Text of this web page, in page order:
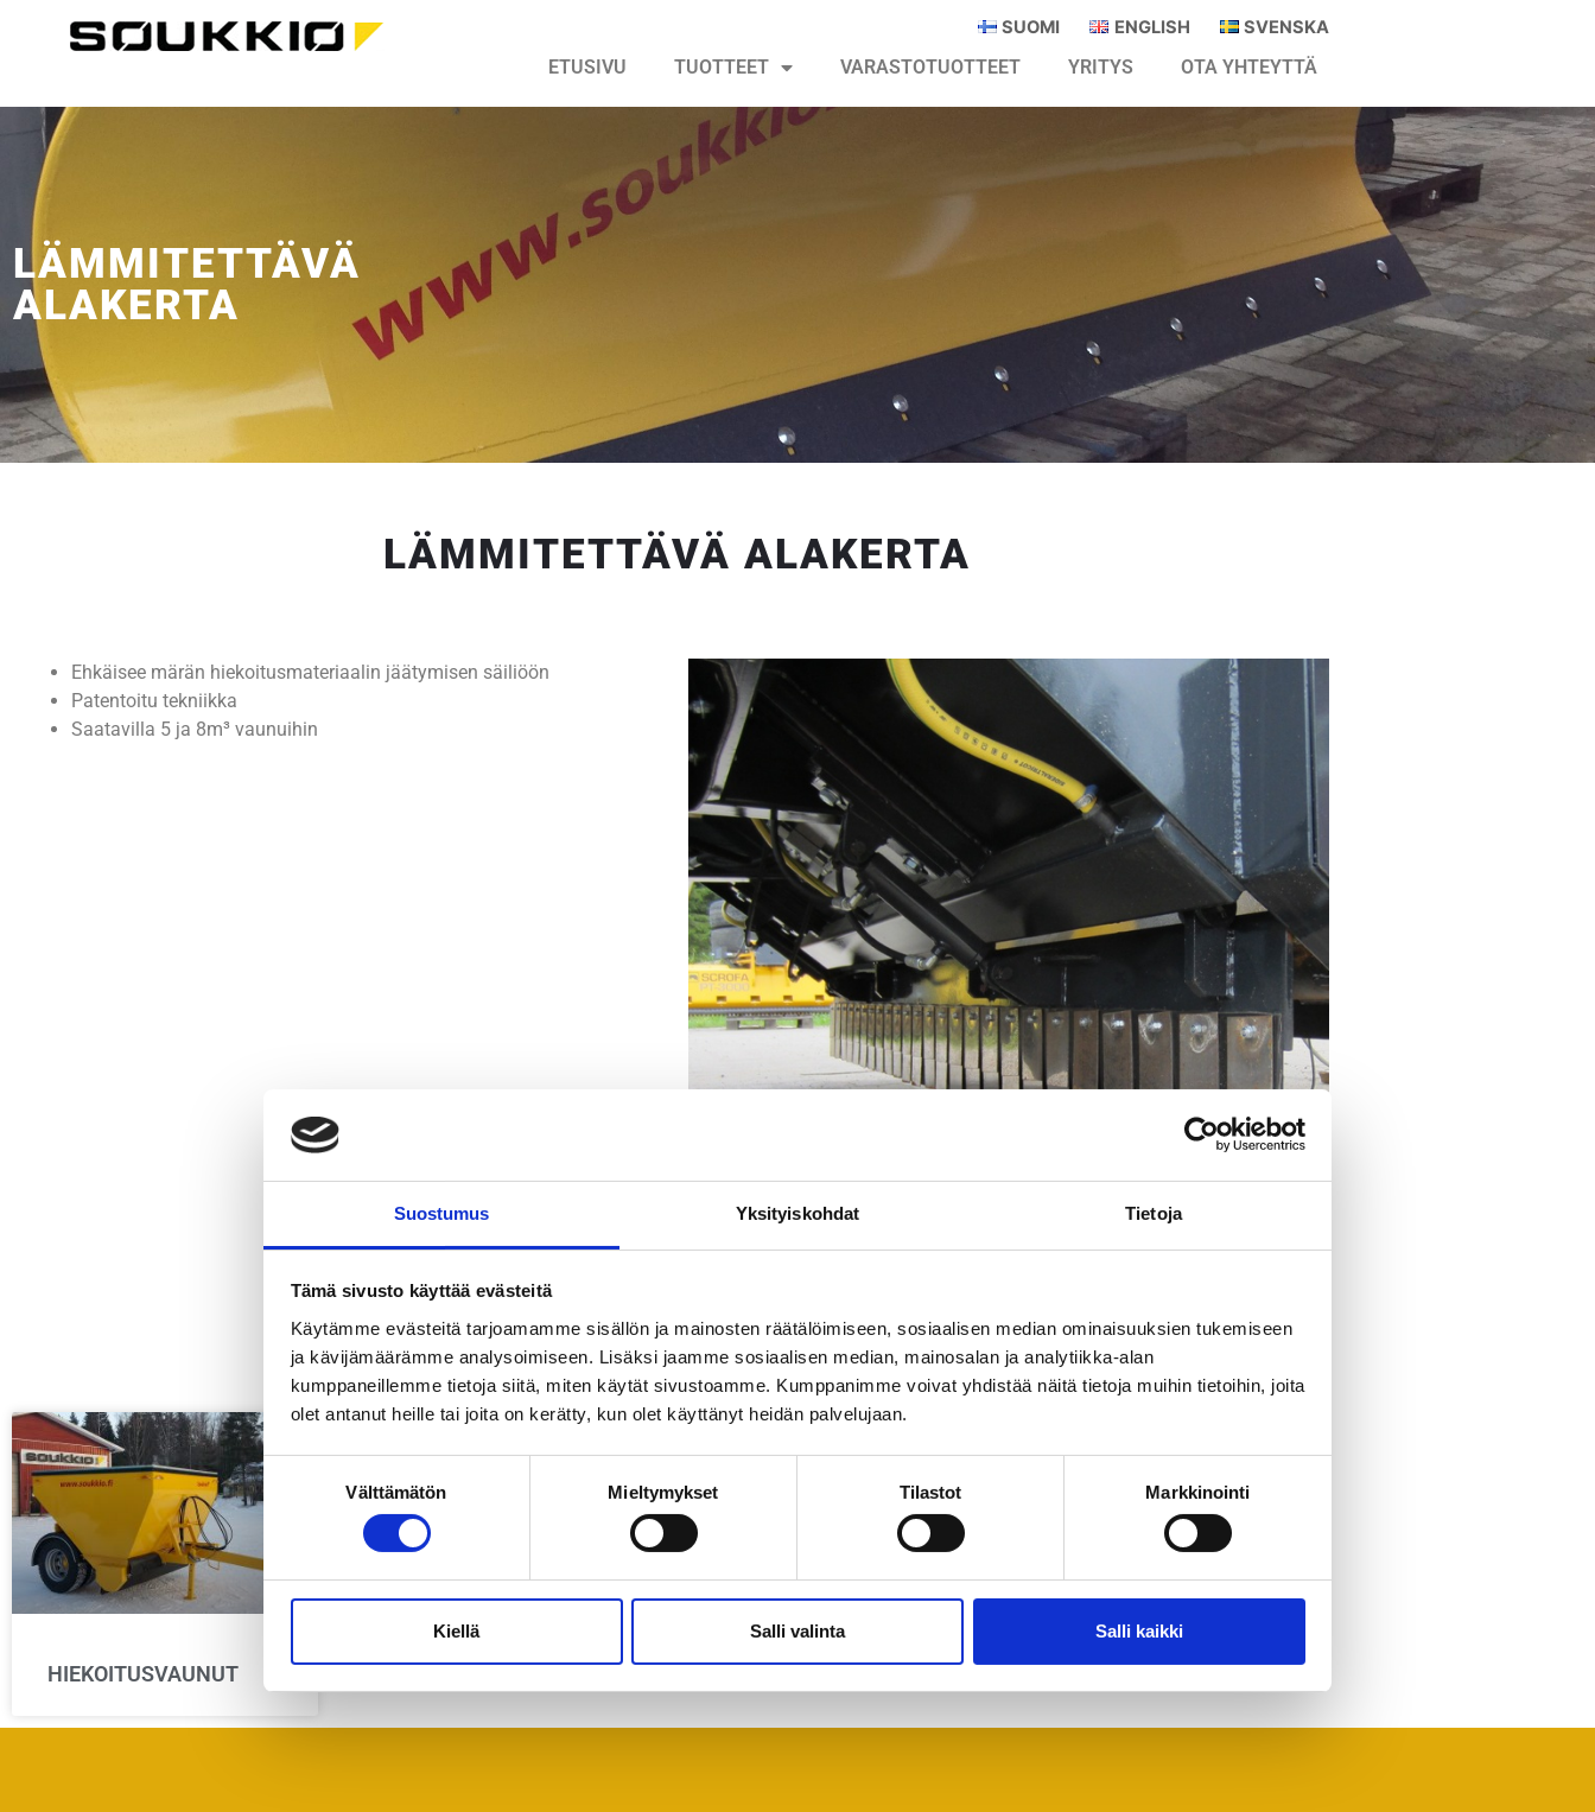
Suostumus Yksityiskohdat Tietoja
Tämä sivusto käyttää evästeitä
Käytämme evästeitä tarjoamamme sisällön ja mainosten räätälöimiseen, sosiaalisen median ominaisuuksien tukemiseen
ja kävijämäärämme analysoimiseen. Lisäksi jaamme sosiaalisen median, mainosalan ja analytiikka-alan
kumppaneillemme tietoja siitä, miten käytät sivustoamme. Kumppanimme voivat yhdistää näitä tietoja muihin tietoihin, joita
olet antanut heille tai joita on kerätty, kun olet käyttänyt heidän palvelujaan.
Suostumuksen
valinta
Välttämätön Mieltymykset Tilastot Markkinointi
Kiellä Salli valinta Salli kaikki
SUOMI ENGLISH SVENSKA
ETUSIVU TUOTTEET VARASTOTUOTTEET YRITYS OTA YHTEYTTÄ
LÄMMITETTÄVÄ
ALAKERTA
LÄMMITETTÄVÄ ALAKERTA
Ehkäisee märän hiekoitusmateriaalin jäätymisen säiliöön
Patentoitu tekniikka
Saatavilla 5 ja 8m³ vaunuihin
LIITTYVÄT TUOTTEET
HIEKOITUSVAUNUT